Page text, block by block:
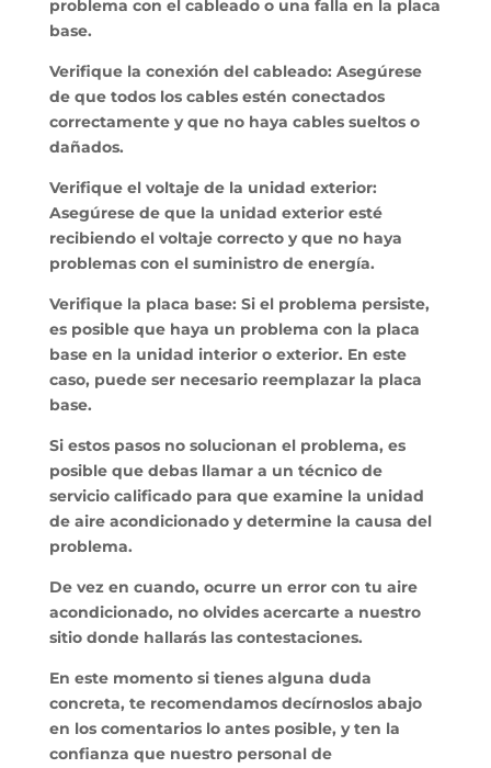
problema con el cableado o una falla en la placa
base.
Verifique la conexión del cableado: Asegúrese
de que todos los cables estén conectados
correctamente y que no haya cables sueltos o
dañados.
Verifique el voltaje de la unidad exterior:
Asegúrese de que la unidad exterior esté
recibiendo el voltaje correcto y que no haya
problemas con el suministro de energía.
Verifique la placa base: Si el problema persiste,
es posible que haya un problema con la placa
base en la unidad interior o exterior. En este
caso, puede ser necesario reemplazar la placa
base.
Si estos pasos no solucionan el problema, es
posible que debas llamar a un técnico de
servicio calificado para que examine la unidad
de aire acondicionado y determine la causa del
problema.
De vez en cuando, ocurre un error con tu aire
acondicionado, no olvides acercarte a nuestro
sitio donde hallarás las contestaciones.
En este momento si tienes alguna duda
concreta, te recomendamos decírnoslos abajo
en los comentarios lo antes posible, y ten la
confianza que nuestro personal de